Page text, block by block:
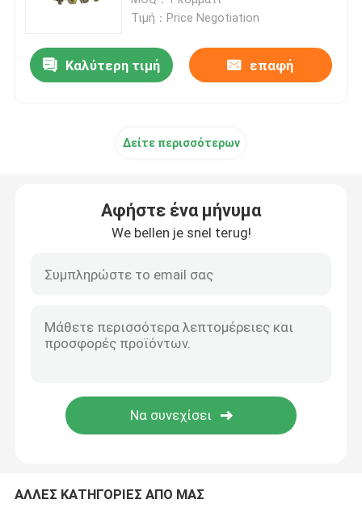
Βάση του Jack υλικών σκαλωσιάς
Καρύδι ράβδων δεσμών
Σφιγκτήρας εγκιβωτισμού
Εξαρτήματα εγκιβωτισμού
Τιμή：Price Negotiation
Καλύτερη τιμή επαφή
Δείτε περισσότερων
Αφήστε ένα μήνυμα
We bellen je snel terug!
ΑΛΛΕΣ ΚΑΤΗΓΟΡΙΕΣ ΑΠΟ ΜΑΣ